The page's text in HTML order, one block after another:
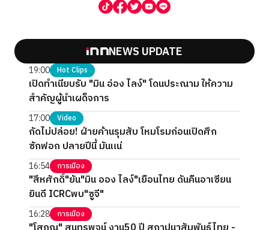
NEWS UPDATE
19:00 Hot Clips
เปิดทำเนียบรับ "มิน อ่อง ไลง์" โดนประณาม ให้ความ
สำคัญผู้นำเผด็จการ
17:00 Video
กัดไม่ปล่อย! ฝ่ายค้านรุมสับ โหมโรมก่อนเปิดศึก
ซักฟอก ปลายปีนี้ มันแน่
16:54 การเมือง
"สีหศักดิ์"ยัน"มิน ออง ไลง์"เยือนไทย ดันคืนอาเซียน
ยินดี ICRCพบ"ซูจี"
16:28 การเมือง